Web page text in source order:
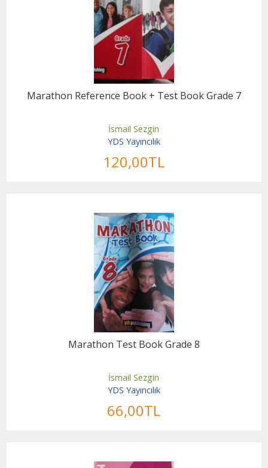
Marathon Reference Book + Test Book Grade 7
İsmail Sezgin
YDS Yayıncılık
120,00TL
Marathon Test Book Grade 8
İsmail Sezgin
YDS Yayıncılık
66,00TL